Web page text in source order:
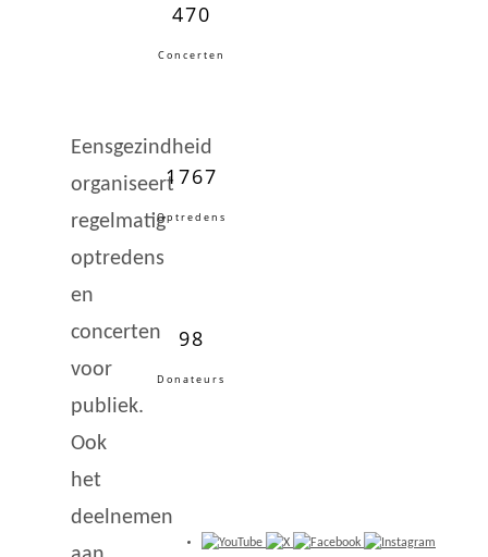
Eensgezindheid
organiseert
regelmatig
optredens
en
concerten
voor
publiek.
Ook
het
deelnemen
470
Concerten
1767
Optredens
98
Donateurs